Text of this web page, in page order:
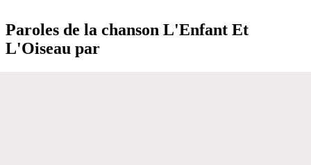
Paroles de la chanson L'Enfant Et
L'Oiseau par